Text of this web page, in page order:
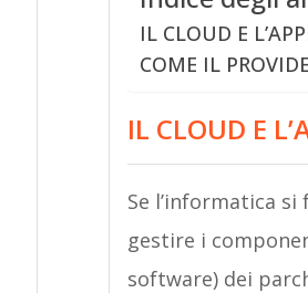
IL CLOUD E
COME IL
IL CLOUD E
Se l’informatica
gestire i
software) dei